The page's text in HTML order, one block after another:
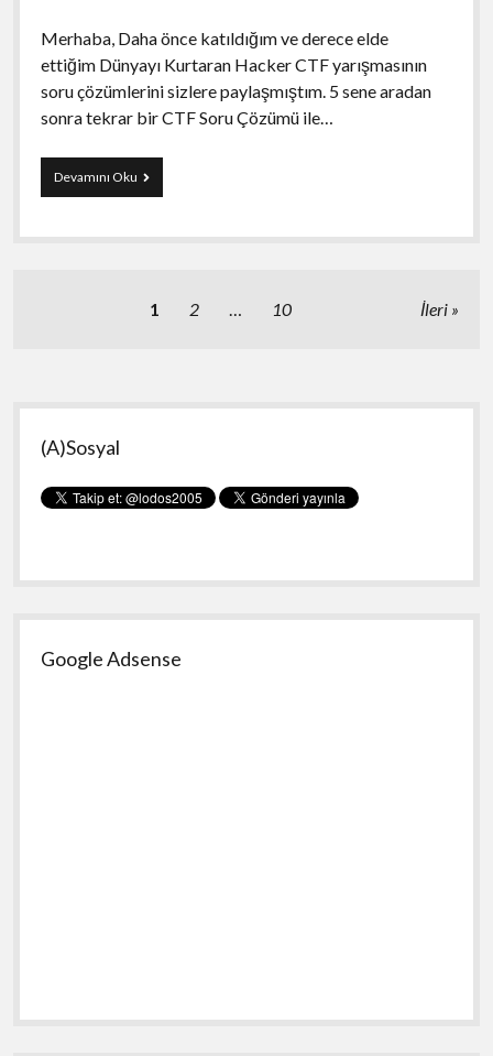
Merhaba, Daha önce katıldığım ve derece elde
ettiğim Dünyayı Kurtaran Hacker CTF yarışmasının
soru çözümlerini sizlere paylaşmıştım. 5 sene aradan
sonra tekrar bir CTF Soru Çözümü ile…
Devamını OkuSiber
Yıldız
2017)
1 2 … 10 İleri
Yan
Menü
(A)Sosyal
Google Adsense